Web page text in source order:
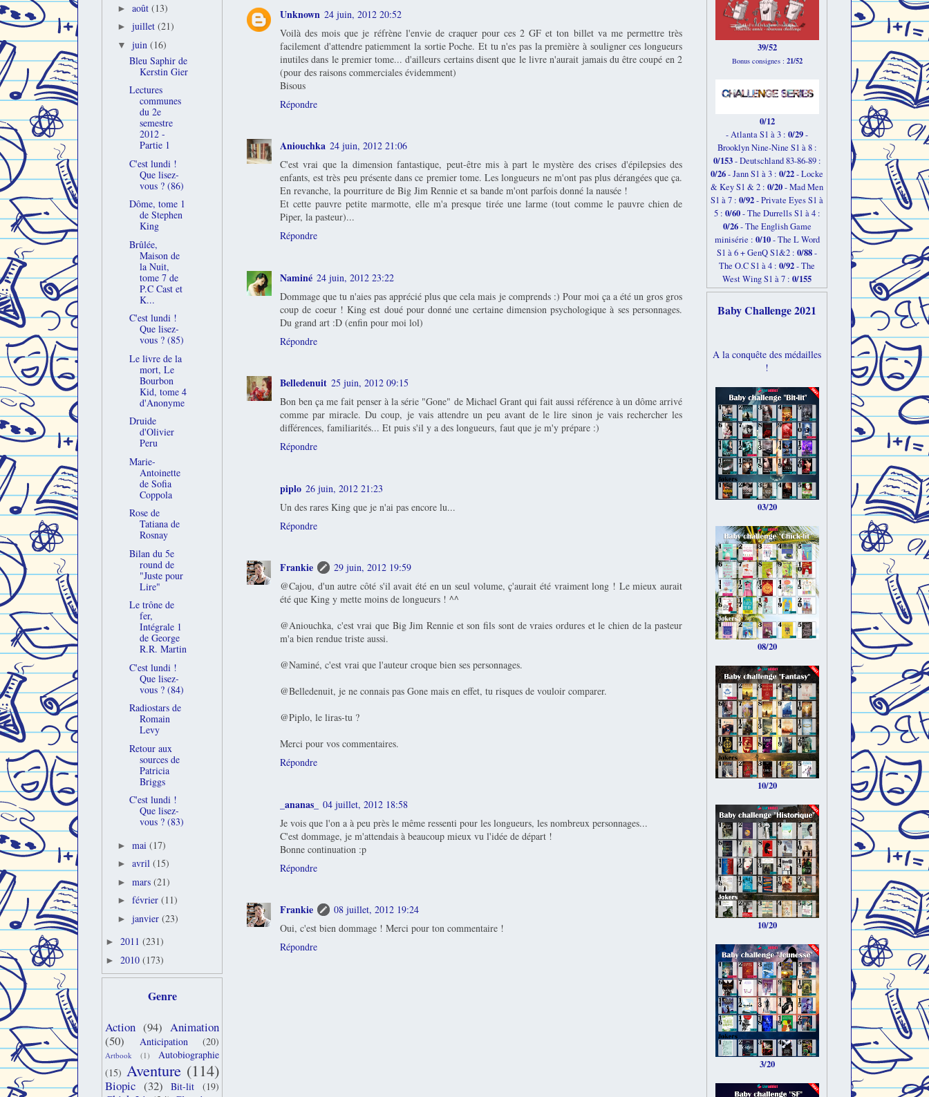
Unknown 24 juin, 2012 20:52
Voilà des mois que je réfrène l'envie de craquer pour ces 2 GF et ton billet va me permettre très
facilement d'attendre patiemment la sortie Poche. Et tu n'es pas la première à souligner ces longueurs
inutiles dans le premier tome... d'ailleurs certains disent que le livre n'aurait jamais du être coupé en 2
(pour des raisons commerciales évidemment)
Bisous
Répondre
Aniouchka 24 juin, 2012 21:06
C'est vrai que la dimension fantastique, peut-être mis à part le mystère des crises d'épilepsies des
enfants, est très peu présente dans ce premier tome. Les longueurs ne m'ont pas plus dérangées que ça.
En revanche, la pourriture de Big Jim Rennie et sa bande m'ont parfois donné la nausée !
Et cette pauvre petite marmotte, elle m'a presque tirée une larme (tout comme le pauvre chien de
Piper, la pasteur)...
Répondre
Naminé 24 juin, 2012 23:22
Dommage que tu n'aies pas apprécié plus que cela mais je comprends :) Pour moi ça a été un gros gros
coup de coeur ! King est doué pour donné une certaine dimension psychologique à ses personnages.
Du grand art :D (enfin pour moi lol)
Répondre
Belledenuit 25 juin, 2012 09:15
Bon ben ça me fait penser à la série "Gone" de Michael Grant qui fait aussi référence à un dôme arrivé
comme par miracle. Du coup, je vais attendre un peu avant de le lire sinon je vais rechercher les
différences, familiarités... Et puis s'il y a des longueurs, faut que je m'y prépare :)
Répondre
piplo 26 juin, 2012 21:23
Un des rares King que je n'ai pas encore lu...
Répondre
Frankie
29 juin, 2012 19:59
@Cajou, d'un autre côté s'il avait été en un seul volume, ç'aurait été vraiment long ! Le mieux aurait
été que King y mette moins de longueurs ! ^^
@Aniouchka, c'est vrai que Big Jim Rennie et son fils sont de vraies ordures et le chien de la pasteur
m'a bien rendue triste aussi.
@Naminé, c'est vrai que l'auteur croque bien ses personnages.
@Belledenuit, je ne connais pas Gone mais en effet, tu risques de vouloir comparer.
@Piplo, le liras-tu ?
Merci pour vos commentaires.
Répondre
_ananas_
04 juillet, 2012 18:58
Je vois que l'on a à peu près le même ressenti pour les longueurs, les nombreux personnages...
C'est dommage, je m'attendais à beaucoup mieux vu l'idée de départ !
Bonne continuation :p
Répondre
Frankie
08 juillet, 2012 19:24
Oui, c'est bien dommage ! Merci pour ton commentaire !
Répondre
► août (13)
► juillet (21)
▼ juin (16)
Bleu Saphir de
Kerstin Gier
Lectures
communes
du 2e
semestre
2012 -
Partie 1
C'est lundi !
Que lisez-
vous ? (86)
Dôme, tome 1
de Stephen
King
Brûlée,
Maison de
la Nuit,
tome 7 de
P.C Cast et
K...
C'est lundi !
Que lisez-
vous ? (85)
Le livre de la
mort, Le
Bourbon
Kid, tome 4
d'Anonyme
Druide
d'Olivier
Peru
Marie-
Antoinette
de Sofia
Coppola
Rose de
Tatiana de
Rosnay
Bilan du 5e
round de
"Juste pour
Lire"
Le trône de
fer,
Intégrale 1
de George
R.R. Martin
C'est lundi !
Que lisez-
vous ? (84)
Radiostars de
Romain
Levy
Retour aux
sources de
Patricia
Briggs
C'est lundi !
Que lisez-
vous ? (83)
► mai (17)
► avril (15)
► mars (21)
► février (11)
► janvier (23)
► 2011 (231)
► 2010 (173)
Genre
Action (94) Animation
(50)
Anticipation (20)
Artbook (1)
Autobiographie
(15) Aventure (114)
Biopic (32) Bit-lit (19)
39/52
Bonus consignes : 21/52
0/12
- Atlanta S1 à 3 : 0/29-
Brooklyn Nine-Nine S1 à 8 :
0/153- Deutschland 83-86-89 :
0/26-Jann S1 à 3 : 0/22- Locke
& Key S1 & 2 : 0/20- Mad Men
S1 à 7 : 0/92- Private Eyes S1 à
5 : 0/60- The Durrells S1 à 4 :
0/26- The English Game
minisérie : 0/10- The L Word
S1 à 6 + GenQ S1&2 : 0/88-
The O.C S1 à 4 : 0/92- The
West Wing S1 à 7 : 0/155
Baby Challenge 2021
A la conquête des médailles
!
03/20
08/20
10/20
10/20
3/20